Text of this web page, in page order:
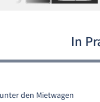
In
den Mietwagen